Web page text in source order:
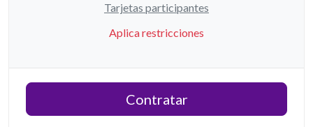
Tarjetas participantes
Aplica restricciones
Contratar